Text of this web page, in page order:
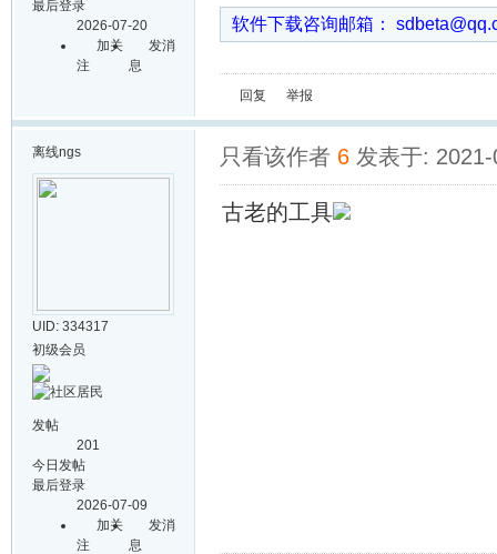
最后登录
2026-07-20
加关
注
发消
息
软件下载咨询邮箱：
回复 举报
离线ngs
UID: 334317
初级会员
发帖
201
今日发帖
最后登录
2026-07-09
加关
注
发消
息
只看该作者 6 发表于:
古老的工具